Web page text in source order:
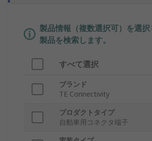
製品情報（複数選択可）を選
製品を検索します。
すべて選択
ブランド
TE Connectivity
プロダクトタイプ
自動車用コネクタ端子